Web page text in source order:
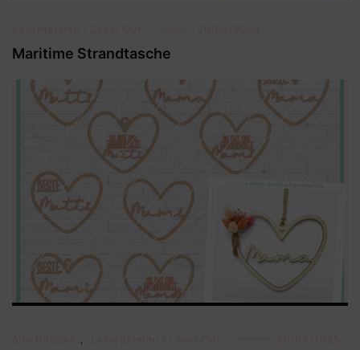
Maritime Strandtasche
,